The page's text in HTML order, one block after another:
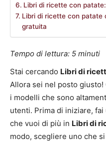
Libri di ricette con
Libri di ricette con patate
gratuita
Tempo di lettura: 5 minuti
Stai cercando Libri di
Allora sei nel posto
i modelli che sono
utenti. Prima di iniziare,
che vuoi di più in Libri di
modo, scegliere uno che